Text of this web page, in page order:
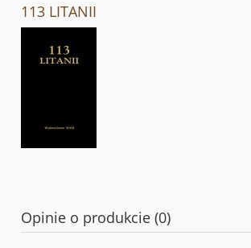
113 LITANII
Opinie o produkcie (0)